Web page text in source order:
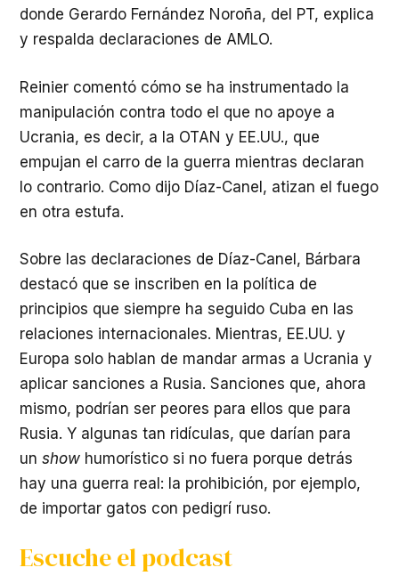
donde Gerardo Fernández Noroña, del PT, explica
y respalda declaraciones de AMLO.
Reinier comentó cómo se ha instrumentado la
manipulación contra todo el que no apoye a
Ucrania, es decir, a la OTAN y EE.UU., que
empujan el carro de la guerra mientras declaran
lo contrario. Como dijo Díaz-Canel, atizan el fuego
en otra estufa.
Sobre las declaraciones de Díaz-Canel, Bárbara
destacó que se inscriben en la política de
principios que siempre ha seguido Cuba en las
relaciones internacionales. Mientras, EE.UU. y
Europa solo hablan de mandar armas a Ucrania y
aplicar sanciones a Rusia. Sanciones que, ahora
mismo, podrían ser peores para ellos que para
Rusia. Y algunas tan ridículas, que darían para
un show humorístico si no fuera porque detrás
hay una guerra real: la prohibición, por ejemplo,
de importar gatos con pedigrí ruso.
Escuche el podcast